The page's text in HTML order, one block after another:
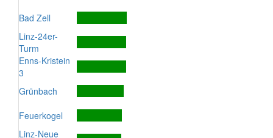
Bad Zell
Linz-24er-
Turm
Enns-Kristein
3
Grünbach
Feuerkogel
Linz-Neue